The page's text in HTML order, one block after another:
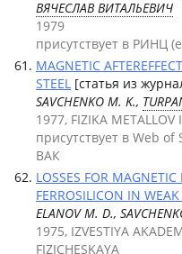
ВЯЧЕСЛАВ ВИТАЛЬЕВИЧ
1979
присутствует в РИНЦ
MAGNETIC
STEEL [статья из
SAVCHENKO M. K.,
1977, FIZIKA METALLOV
присутствует в Web
ВАК
LOSSES FOR MAGNETIC
FERROSILICON IN WEAK
ELANOV M. D.,
1975, IZVESTIYA
FIZICHESKAYA